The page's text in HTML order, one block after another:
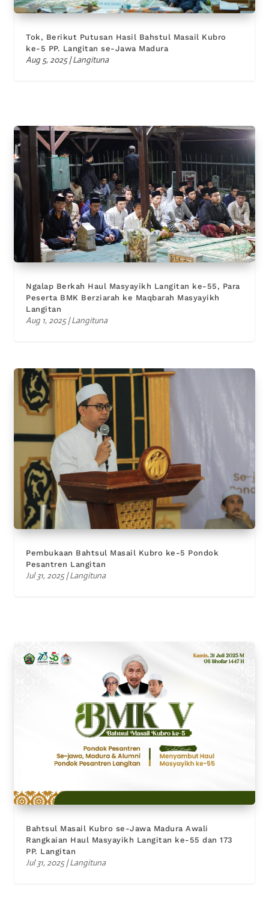
Tok, Berikut Putusan Hasil Bahstul Masail Kubro
ke-5 PP. Langitan se-Jawa Madura
Aug 5, 2025|Langituna
Ngalap Berkah Haul Masyayikh Langitan ke-55, Para
Peserta BMK Berziarah ke Maqbarah Masyayikh
Langitan
Aug 1, 2025|Langituna
Pembukaan Bahtsul Masail Kubro ke-5 Pondok
Pesantren Langitan
Jul 31, 2025|Langituna
Bahtsul Masail Kubro se-Jawa Madura Awali
Rangkaian Haul Masyayikh Langitan ke-55 dan 173
PP. Langitan
Jul 31, 2025|Langituna